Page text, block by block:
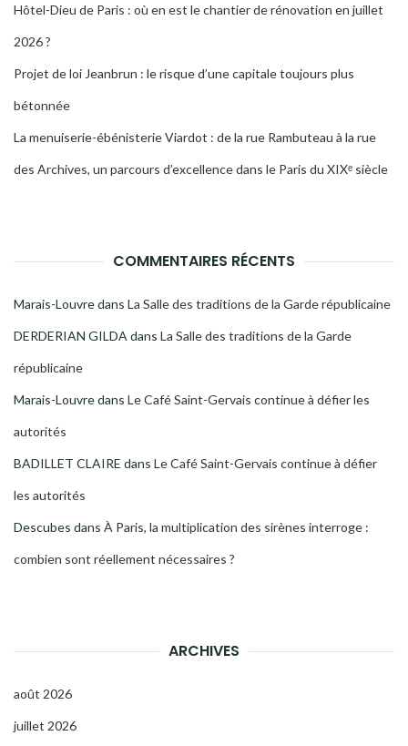
Hôtel-Dieu de Paris : où en est le chantier de rénovation en juillet
2026 ?
Projet de loi Jeanbrun : le risque d’une capitale toujours plus
bétonnée
La menuiserie-ébénisterie Viardot : de la rue Rambuteau à la rue
des Archives, un parcours d’excellence dans le Paris du XIXᵉ siècle
COMMENTAIRES RÉCENTS
Marais-Louvredans La Salle des traditions de la Garde républicaine
DERDERIAN GILDA dans La Salle des traditions de la Garde
républicaine
Marais-Louvredans Le Café Saint-Gervais continue à défier les
autorités
BADILLET CLAIRE dans Le Café Saint-Gervais continue à défier
les autorités
Descubes dans À Paris, la multiplication des sirènes interroge :
combien sont réellement nécessaires ?
ARCHIVES
août 2026
juillet 2026